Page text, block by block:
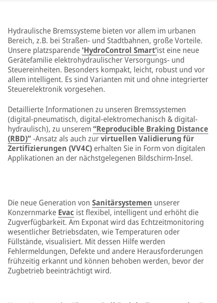
Hydraulische Bremssysteme bieten vor allem im urbanen
Bereich, z.B. bei Straßen- und Stadtbahnen, große Vorteile.
Unsere platzsparende 'HydroControl Smart'ist eine neue
Gerätefamilie elektrohydraulischer Versorgungs- und
Steuereinheiten. Besonders kompakt, leicht, robust und vor
allem intelligent. Es sind Varianten mit und ohne integrierter
Steuerelektronik vorgesehen.
Detaillierte Informationen zu unseren Bremssystemen
(digital-pneumatisch, digital-elektromechanisch & digital-
hydraulisch), zu unserem“Reproducible Braking Distance
(RBD)”-Ansatz als auch zurvirtuellen Validierung für
Zertifizierungen (VV4C)erhalten Sie in Form von digitalen
Applikationen an der nächstgelegenen Bildschirm-Insel.
Die neue Generation von Sanitärsystemen unserer
Konzernmarke Evac ist flexibel, intelligent und erhöht die
Zugverfügbarkeit. Am Exponat wird das Echtzeitmonitoring
wesentlicher Betriebsdaten, wie Temperaturen oder
Füllstände, visualisiert. Mit dessen Hilfe werden
Fehlermeldungen, Defekte und andere Herausforderungen
frühzeitig erkannt und können behoben werden, bevor der
Zugbetrieb beeinträchtigt wird.